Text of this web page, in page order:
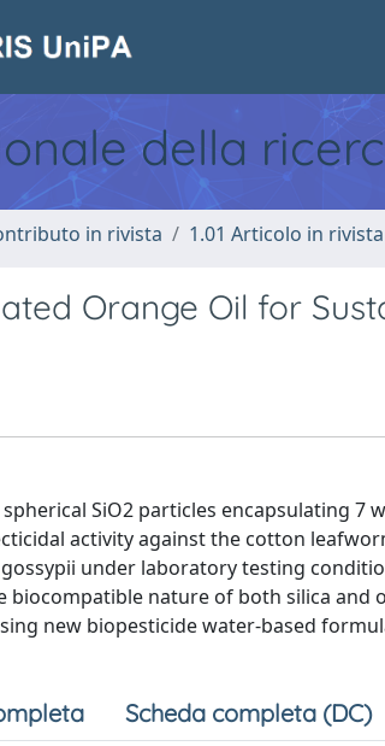
della
in rivista 1.01 Articolo in rivista
Orange Oil for
SiO2 particles encapsulating 7
activity against the cotton
under laboratory testing
nature of both silica and
new biopesticide water-based
Scheda completa (DC)